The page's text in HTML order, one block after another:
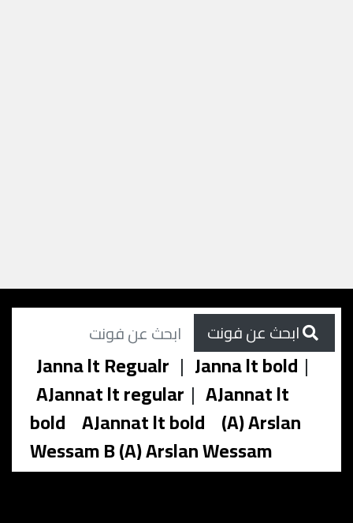
Janna lt Regualr | Janna lt bold |
AJannat lt regular | AJannat lt
bold AJannat lt bold (A) Arslan
Wessam B (A) Arslan Wessam